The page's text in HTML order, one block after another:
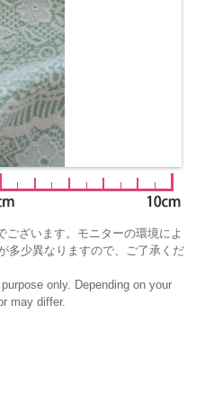
ざいます。モニターの環境によ
多少異なりますので、ご了承くだ
only. Depending on your
may differ.